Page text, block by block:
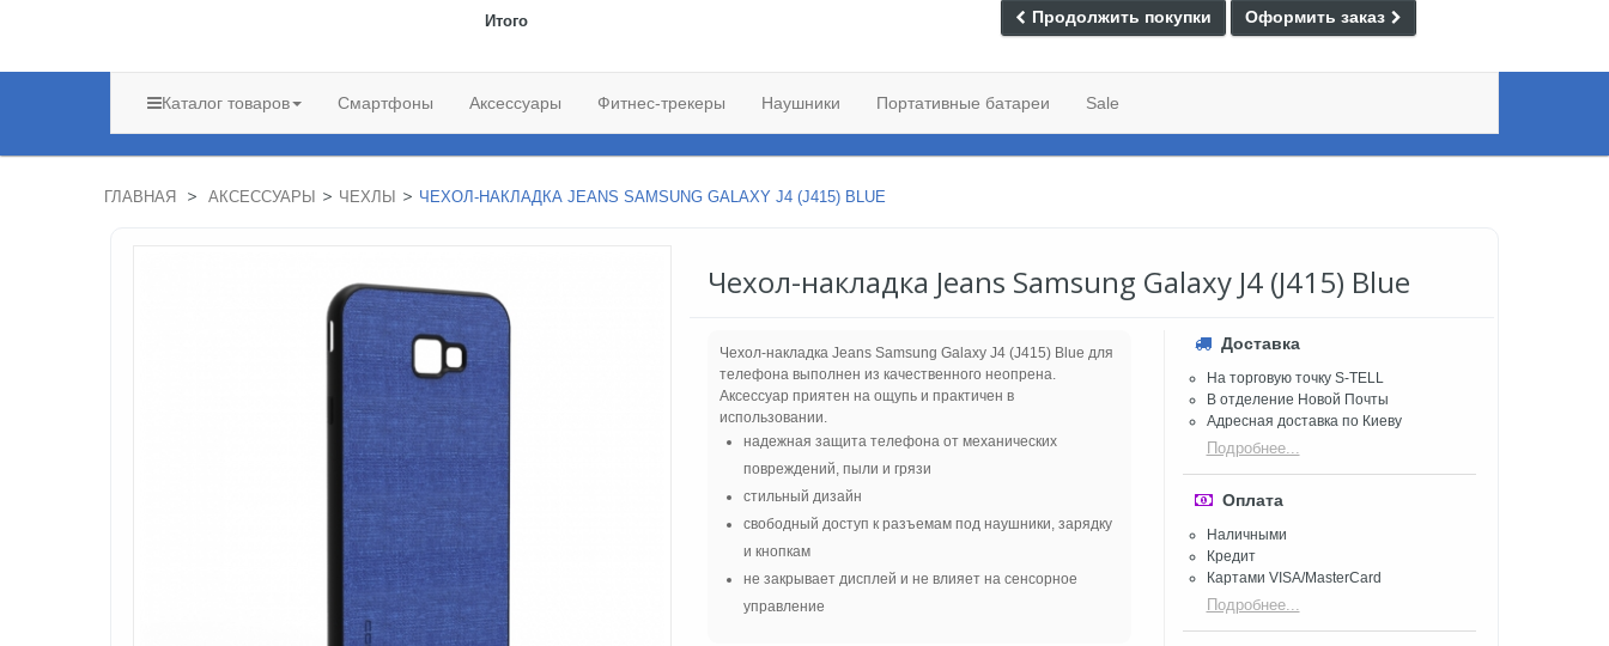
Итого Продолжить покупки Оформить заказ
Каталог товаров Смартфоны Аксессуары Фитнес-трекеры Наушники Портативные батареи Sale
ГЛАВНАЯ > АКСЕССУАРЫ > ЧЕХЛЫ > ЧЕХОЛ-НАКЛАДКА JEANS SAMSUNG GALAXY J4 (J415) BLUE
Чехол-накладка Jeans Samsung Galaxy J4 (J415) Blue
Чехол-накладка Jeans Samsung Galaxy J4 (J415) Blue для
телефона выполнен из качественного неопрена.
Аксессуар приятен на ощупь и практичен в
использовании.
надежная защита телефона от механических
повреждений, пыли и грязи
стильный дизайн
свободный доступ к разъемам под наушники, зарядку
и кнопкам
не закрывает дисплей и не влияет на сенсорное
управление
Доставка
На торговую точку S-TELL
В отделение Новой Почты
Адресная доставка по Киеву
Подробнее...
Оплата
Наличными
Кредит
Картами VISA/MasterCard
Подробнее...